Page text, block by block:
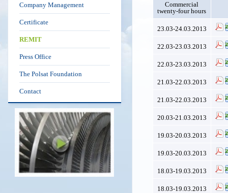
Company Management
Certificate
REMIT
Press Office
The Polsat Foundation
Contact
Commercial
twenty-four hours
23.03-24.03.2013
22.03-23.03.2013
22.03-23.03.2013
21.03-22.03.2013
21.03-22.03.2013
20.03-21.03.2013
19.03-20.03.2013
19.03-20.03.2013
18.03-19.03.2013
18.03-19.03.2013